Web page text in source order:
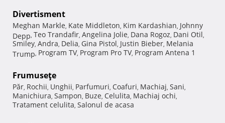
Divertisment
Meghan Markle, Kate Middleton, Kim Kardashian, Johnny
Depp, Teo Trandafir, Angelina Jolie, Dana Rogoz, Dani Otil,
Smiley, Andra, Delia, Gina Pistol, Justin Bieber, Melania
Trump, Program TV, Program Pro TV, Program Antena 1
Frumuseţe
Păr, Rochii, Unghii, Parfumuri, Coafuri, Machiaj, Sani,
Manichiura, Sampon, Buze, Celulita, Machiaj ochi,
Tratament celulita, Salonul de acasa